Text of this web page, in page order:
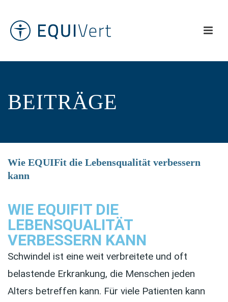
BEITRÄGE
Wie EQUIFit die Lebensqualität verbessern
kann
WIE EQUIFIT DIE
LEBENSQUALITÄT
VERBESSERN KANN
Schwindel ist eine weit verbreitete und oft
belastende Erkrankung, die Menschen jeden
Alters betreffen kann. Für viele Patienten kann